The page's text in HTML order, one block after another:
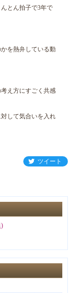
とん拍子で3年で
を熱弁している動
え方にすごく共感
して気合いを入れ
ツイート